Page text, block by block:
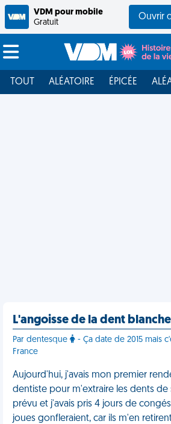
VDM pour mobile
Gratuit
Ouvrir
TOUT ALÉATOIRE ÉPICÉE
L'angoisse de la dent blanche
Par dentesque
- Ça date de 2015 mais
France
Aujourd'hui, j'avais mon premier
dentiste pour m'extraire les dents de
prévu et j'avais pris 4 jours de
joues gonfleraient, car ils m'en retirent